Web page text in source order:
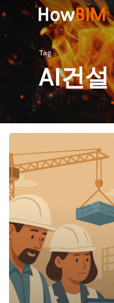
main
content
Tag
AI건설